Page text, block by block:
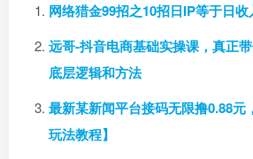
网络猎金99招之10招日IP等于日
远哥-抖音电商基础实操课，真正
底层逻辑和方法
最新某新闻平台接码无限撸0.88元
玩法教程】